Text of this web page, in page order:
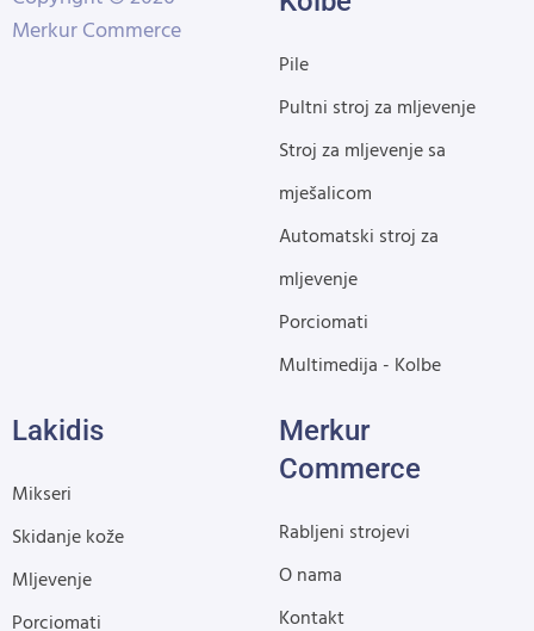
Merkur Commerce
Pile
Pultni stroj za mljevenje
Stroj za mljevenje sa
mješalicom
Automatski stroj za
mljevenje
Porciomati
Multimedija - Kolbe
Lakidis
Mikseri
Skidanje kože
Mljevenje
Porciomati
Merkur
Commerce
Rabljeni strojevi
O nama
Kontakt